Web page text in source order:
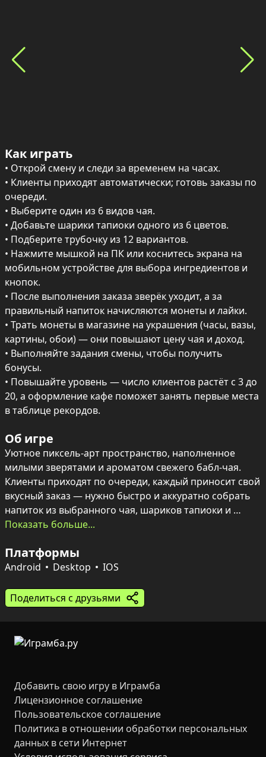
Как играть
• Открой смену и следи за временем на часах.
• Клиенты приходят автоматически; готовь заказы по
очереди.
• Выберите один из 6 видов чая.
• Добавьте шарики тапиоки одного из 6 цветов.
• Подберите трубочку из 12 вариантов.
• Нажмите мышкой на ПК или коснитесь экрана на
мобильном устройстве для выбора ингредиентов и
кнопок.
• После выполнения заказа зверёк уходит, а за
правильный напиток начисляются монеты и лайки.
• Трать монеты в магазине на украшения (часы, вазы,
картины, обои) — они повышают цену чая и доход.
• Выполняйте задания смены, чтобы получить
бонусы.
• Повышайте уровень — число клиентов растёт с 3 до
20, а оформление кафе поможет занять первые места
в таблице рекордов.
Об игре
Уютное пиксель‑арт пространство, наполненное
милыми зверятами и ароматом свежего бабл‑чая.
Клиенты приходят по очереди, каждый приносит свой
вкусный заказ — нужно быстро и аккуратно собрать
напиток из выбранного чая, шариков тапиоки и
трубочки.
правильные заказы начисляются монеты и лайки,
которые тратятся в магазине на часы, вазы, картины и
доход, а значит — именно продуманное оформление
помогает выйти в лидеры общей таблицы рекордов. С
до двадцати — а простые механики управления
делают игру понятной на ПК и мобильных
Показать больше...
Платформы
Android Desktop IOS
Поделиться с друзьями
Добавить свою игру в Играмба
Лицензионное соглашение
Пользовательское соглашение
Политика в отношении обработки персональных
данных в сети Интернет